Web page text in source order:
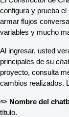
configura y prueba
armar flujos
variables y mucho
Al ingresar, usted
principales de su
proyecto, consulta
cambios realizados.
✏️ Nombre del
título.